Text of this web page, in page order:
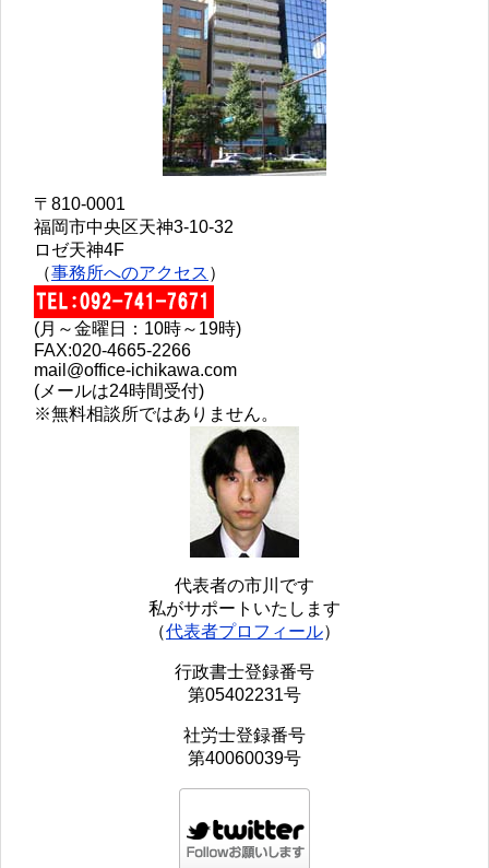
〒810-0001
福岡市中央区天神3-10-32
ロゼ天神4F
（事務所へのアクセス ）
(月～金曜日：10時～19時)
FAX:020-4665-2266
mail@office-ichikawa.com
(メールは24時間受付)
※無料相談所ではありません。
代表者の市川です
私がサポートいたします
（代表者プロフィール）
行政書士登録番号
第05402231号
社労士登録番号
第40060039号